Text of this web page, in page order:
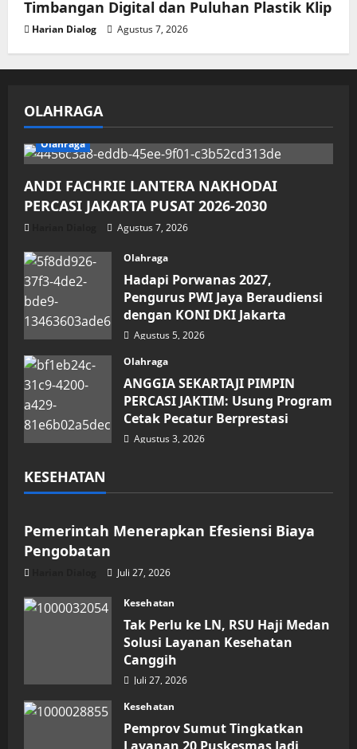
Timbangan Digital dan Puluhan Plastik Klip
Harian Dialog Agustus 7, 2026
OLAHRAGA
Olahraga
ANDI FACHRIE LANTERA NAKHODAI
PERCASI JAKARTA PUSAT 2026-2030
Agustus 7, 2026
Olahraga
Hadapi Porwanas 2027,
Pengurus PWI Jaya Beraudiensi
dengan KONI DKI Jakarta
Agustus 5, 2026
Olahraga
ANGGIA SEKARTAJI PIMPIN
PERCASI JAKTIM: Usung Program
Cetak Pecatur Berprestasi
Agustus 3, 2026
KESEHATAN
Kesehatan
Pemerintah Menerapkan Efesiensi Biaya
Pengobatan
Juli 27, 2026
Kesehatan
Tak Perlu ke LN, RSU Haji Medan
Solusi Layanan Kesehatan
Canggih
Juli 27, 2026
Kesehatan
Pemprov Sumut Tingkatkan